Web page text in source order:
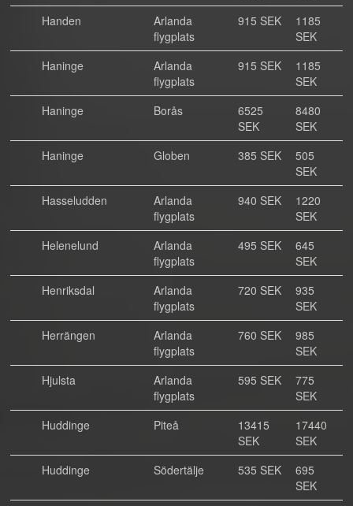
Handen
Arlanda
flygplats
915 SEK
1185
SEK
Haninge
Arlanda
flygplats
915 SEK
1185
SEK
Haninge
Borås
6525
SEK
8480
SEK
Haninge
Globen 385 SEK
505
SEK
Hasseludden
Arlanda
flygplats
940 SEK
1220
SEK
Helenelund
Arlanda
flygplats
495 SEK
645
SEK
Henriksdal
Arlanda
flygplats
720 SEK
935
SEK
Herrängen
Arlanda
flygplats
760 SEK
985
SEK
Hjulsta
Arlanda
flygplats
595 SEK
775
SEK
Huddinge
Piteå
13415
SEK
17440
SEK
Huddinge
Södertälje 535 SEK
695
SEK